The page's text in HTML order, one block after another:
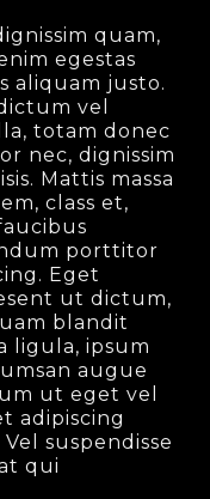
quam,
egestas
aliquam justo.
vel
totam donec
nec, dignissim
Mattis massa
class et,
porttitor
Eget
ut dictum,
blandit
ligula, ipsum
augue
ut eget vel
adipiscing
suspendisse
qui